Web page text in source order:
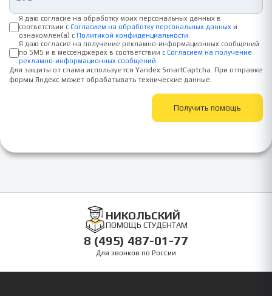
Я даю согласие на обработку моих персональных данных в
соответствии с Согласием на обработку персональных данных и
ознакомлен(а) с Политикой конфиденциальности
Я даю согласие на получение рекламно-информационных сообщений
по SMS и в мессенджерах в соответствии с Согласием на получение
рекламно-информационных сообщений
Для защиты от спама используется Yandex SmartCaptcha. При отправке
формы Яндекс может обрабатывать технические данные.
Получить помощь
НИКОЛЬСКИЙ
ПОМОЩЬ СТУДЕНТАМ
8 (495) 487-01-77
Для звонков по России